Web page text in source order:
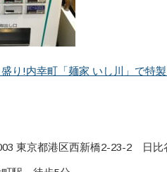
り!内幸町「麺家 いし川」で特
東京都港区西新橋2-23-2 日